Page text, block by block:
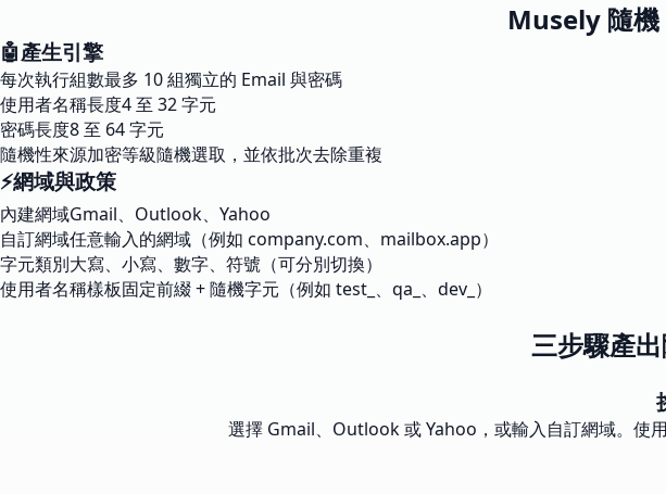
Musely 隨機
🤖產生引擎
每次執行組數最多 10 組獨立的 Email 與密碼
使用者名稱長度4 至 32 字元
密碼長度8 至 64 字元
隨機性來源加密等級隨機選取，並依批次去除重複
⚡網域與政策
內建網域Gmail、Outlook、Yahoo
自訂網域任意輸入的網域（例如 company.com、mailbox.app）
字元類別大寫、小寫、數字、符號（可分別切換）
使用者名稱樣板固定前綴 + 隨機字元（例如 test_、qa_、dev_）
三步驟產
選擇 Gmail、Outlook 或 Yahoo，或輸入自訂網域。使